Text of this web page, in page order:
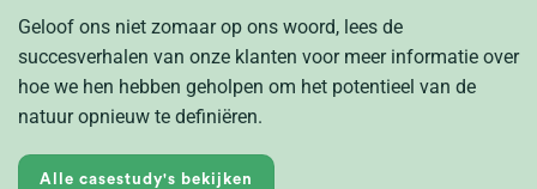
Geloof ons niet zomaar op ons woord, lees de
succesverhalen van onze klanten voor meer informatie over
hoe we hen hebben geholpen om het potentieel van de
natuur opnieuw te definiëren.
Alle casestudy's bekijken